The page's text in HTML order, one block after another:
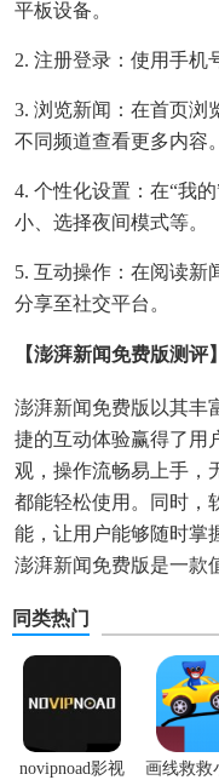
平板设备。
2. 注册登录：使用手机
3. 浏览新闻：在首页浏
不同频道查看更多内容。
4. 个性化设置：在“我
小、选择夜间模式等。
5. 互动操作：在阅读新
分享至社交平台。
【澎湃新闻免费版测评】
澎湃新闻免费版以其丰
捷的互动体验赢得了用
观，操作流畅易上手，
都能轻松使用。同时，
能，让用户能够随时掌
澎湃新闻免费版是一款
同类热门
novipnoad影视
画线救救